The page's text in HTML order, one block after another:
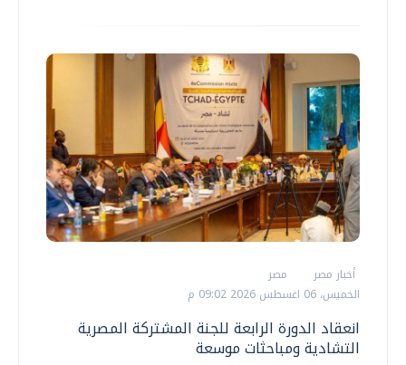
أخبار مصر
مصر
الخميس، 06 اغسطس 2026 09:02 م
انعقاد الدورة الرابعة للجنة المشتركة المصرية
التشادية ومباحثات موسعة